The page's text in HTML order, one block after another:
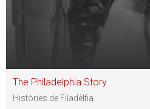
The Philadelphia Story
Històries de Filadèlfia